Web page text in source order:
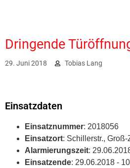
Dringende
29. Juni 2018 Tobias Lang
Einsatzdaten
Einsatznummer: 2018056
Einsatzort: Schillerstr., Groß-
Alarmierungszeit:
Einsatzende: 29.06.2018 -